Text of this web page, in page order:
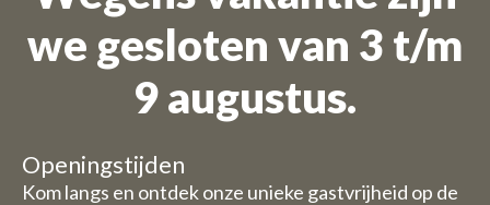
we gesloten van 3 t/m
9 augustus.
Openingstijden
Kom langs en ontdek onze unieke gastvrijheid op de
Wij zijn op vakantie
Bestellingen zijn niet mogelijk
voor de periode 27 juli t/m 11
augustus.